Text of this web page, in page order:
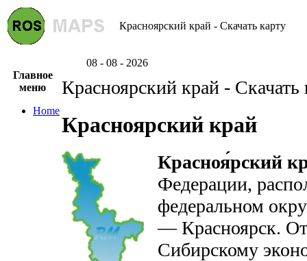
Красноярский край - Скачать карту
08 - 08 - 2026
Главное
меню
Home
Красноярский край - Скачать
Красноярский край
Красноя́рский
Федерации,
федеральном
— Красноярск.
Сибирскому